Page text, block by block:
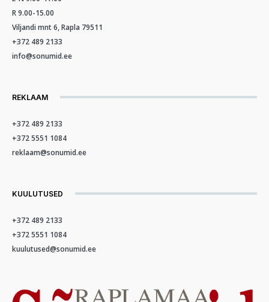
R 9.00-15.00
Viljandi mnt 6, Rapla 79511
+372 489 2133
info@sonumid.ee
REKLAAM
+372 489 2133
+372 5551 1084
reklaam@sonumid.ee
KUULUTUSED
+372 489 2133
+372 5551 1084
kuulutused@sonumid.ee